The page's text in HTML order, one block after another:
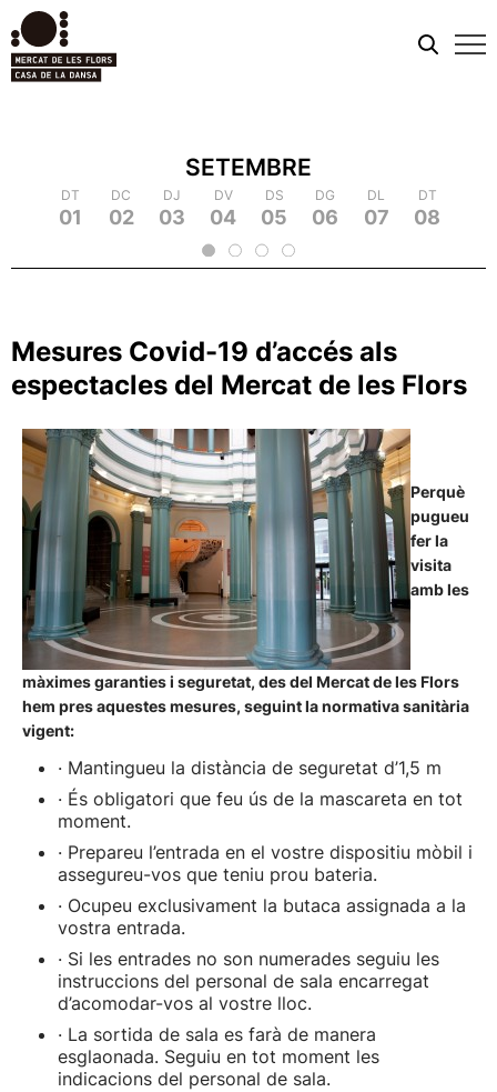
DC
19
DJ
20
DV
21
DS
22
DG
23
DL
24
DT
25
DC
26
DJ
10
DV
11
DS
12
DG
13
DL
14
DT
15
DC
16
DJ
17
SETEMBRE
DT
01
DC
02
DJ
03
DV
04
DS
05
DG
06
DL
07
DT
08
Mesures Covid-19 d’accés als
espectacles del Mercat de les Flors
Perquè
pugueu
fer la
visita
amb les
màximes garanties i seguretat, des del Mercat de les Flors
hem pres aquestes mesures, seguint la normativa sanitària
vigent:
· Mantingueu la distància de seguretat d’1,5 m
· És obligatori que feu ús de la mascareta en tot
moment.
· Prepareu l’entrada en el vostre dispositiu mòbil i
assegureu-vos que teniu prou bateria.
· Ocupeu exclusivament la butaca assignada a la
vostra entrada.
· Si les entrades no son numerades seguiu les
instruccions del personal de sala encarregat
d’acomodar-vos al vostre lloc.
· La sortida de sala es farà de manera
esglaonada. Seguiu en tot moment les
indicacions del personal de sala.